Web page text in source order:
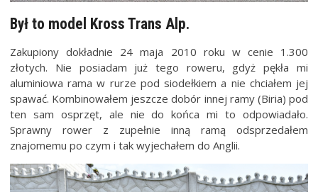
Był to model Kross Trans Alp.
Zakupiony dokładnie 24 maja 2010 roku w cenie 1.300
złotych. Nie posiadam już tego roweru, gdyż pękła mi
aluminiowa rama w rurze pod siodełkiem a nie chciałem jej
spawać. Kombinowałem jeszcze dobór innej ramy (Biria) pod
ten sam osprzęt, ale nie do końca mi to odpowiadało.
Sprawny rower z zupełnie inną ramą odsprzedałem
znajomemu po czym i tak wyjechałem do Anglii.